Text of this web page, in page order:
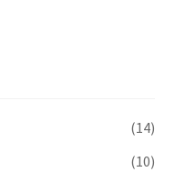
(14)
(10)